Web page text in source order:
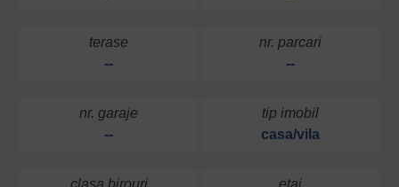
terase
--
nr. parcari
--
nr. garaje
--
tip imobil
casa/vila